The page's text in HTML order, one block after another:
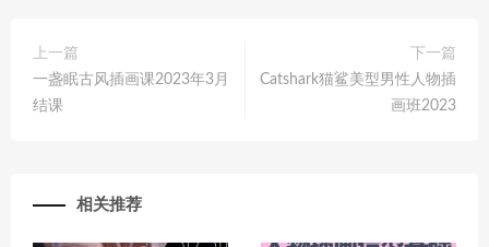
上一篇
一盏眠古风插画课2023年3月
结课
下一篇
Catshark猫鲨美型男性人物插
画班2023
相关推荐